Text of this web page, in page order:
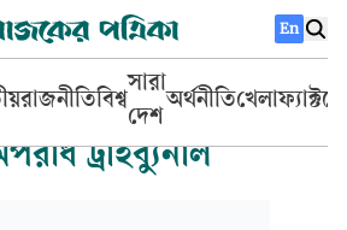
En
রাজনীতিবিশ্ব
সারা
দেশ
অর্থনীতিখেলা
ট্রাইব্যুনাল